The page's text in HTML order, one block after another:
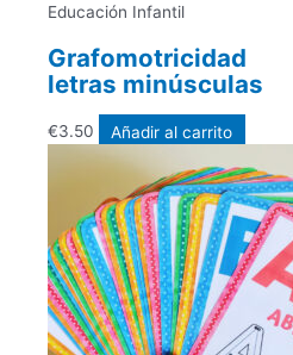
Educación Infantil
Grafomotricidad
letras minúsculas
€3.50 Añadir al carrito